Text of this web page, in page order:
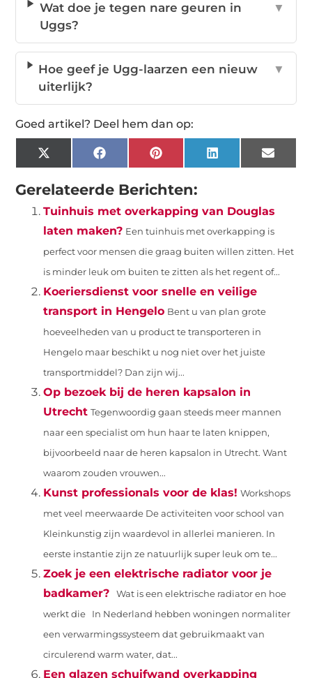
Wat doe je tegen nare geuren in
Uggs?
▼
Hoe geef je Ugg-laarzen een nieuw
uiterlijk?
▼
Goed artikel? Deel hem dan op:
X
(Twitter)
FacebookPinterestLinkedInEmail
Gerelateerde Berichten:
Tuinhuis met overkapping van Douglas
laten maken? Een tuinhuis met overkapping is
perfect voor mensen die graag buiten willen zitten. Het
is minder leuk om buiten te zitten als het regent of...
Koeriersdienst voor snelle en veilige
transport in Hengelo Bent u van plan grote
hoeveelheden van u product te transporteren in
Hengelo maar beschikt u nog niet over het juiste
transportmiddel? Dan zijn wij...
Op bezoek bij de heren kapsalon in
Utrecht Tegenwoordig gaan steeds meer mannen
naar een specialist om hun haar te laten knippen,
bijvoorbeeld naar de heren kapsalon in Utrecht. Want
waarom zouden vrouwen...
Kunst professionals voor de klas! Workshops
met veel meerwaarde De activiteiten voor school van
Kleinkunstig zijn waardevol in allerlei manieren. In
eerste instantie zijn ze natuurlijk super leuk om te...
Zoek je een elektrische radiator voor je
badkamer?
Wat is een elektrische radiator en hoe
werkt die In Nederland hebben woningen normaliter
een verwarmingssysteem dat gebruikmaakt van
circulerend warm water, dat...
Een glazen schuifwand overkapping